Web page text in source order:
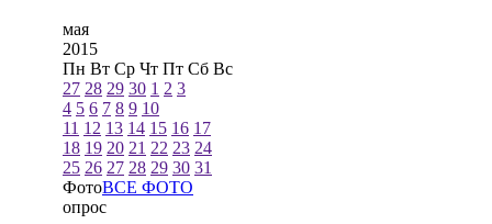
мая
2015
Пн Вт Ср Чт Пт Сб Вс
27 28 29 30 1 2 3
4 5 6 7 8 9 10
11 12 13 14 15 16 17
18 19 20 21 22 23 24
25 26 27 28 29 30 31
ФотоВСЕ ФОТО
опрос